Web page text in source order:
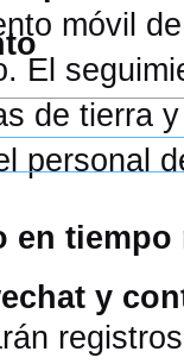
móvil
El
de tierra
personal
en tiempo
y